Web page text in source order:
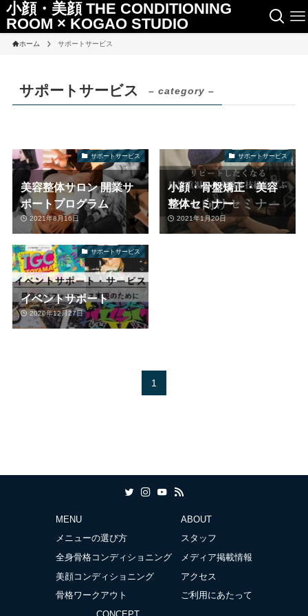
小顔・美顔 THE CONDITIONING
ROOM × KOGAO STUDIO
ホーム サポートサービス
サポートサービス – category –
サポートサービス
美容整体サロン 開業サ
ポートプログラム
2021年8月16日
サポートサービス
小顔・骨盤矯正・美容
整体セミナー
2021年1月20日
サポートサービス
イベントサポート
2020年12月27日
1
MENU
メニューの選び方
全身骨格コンディショニング
美顔コンディショニング
骨格ワークアウト
ABOUT
スタッフ
メディア掲載情報
アクセス
ご利用にあたって